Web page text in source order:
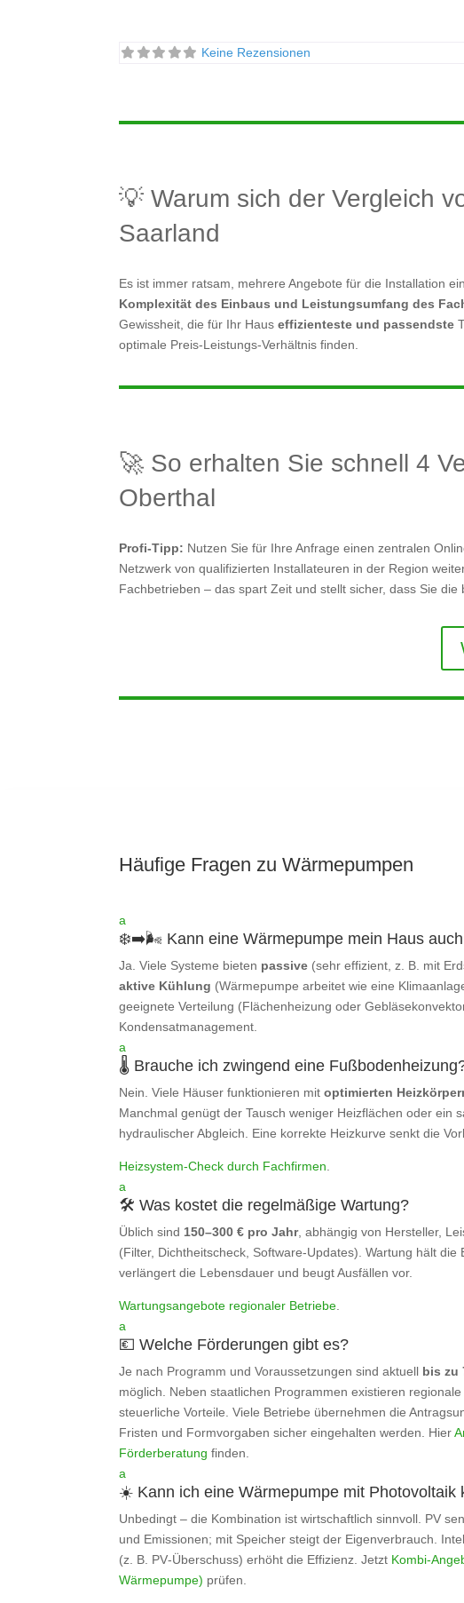
Keine Rezensionen
💡 Warum sich der Vergleich
Saarland
Es ist immer ratsam, mehrere Angebote für die Installation
Komplexität des Einbaus und Leistungsumfang des
Gewissheit, die für Ihr Hauseffizienteste und passendste
optimale Preis-Leistungs-Verhältnis finden.
🚀 So erhalten Sie schnell 4
Oberthal
Profi-Tipp: Nutzen Sie für Ihre Anfrage einen zentralen
Netzwerk von qualifizierten Installateuren in der Region
Fachbetrieben – das spart Zeit und stellt sicher, dass Sie
Häufige Fragen zu Wärmepumpen
a
❄️➡️🌬️ Kann eine Wärmepumpe mein Haus
Ja. Viele Systeme bieten passive (sehr effizient, z. B. mit
aktive Kühlung (Wärmepumpe arbeitet wie eine
geeignete Verteilung (Flächenheizung oder
Kondensatmanagement.
a
🌡️ Brauche ich zwingend eine
Nein. Viele Häuser funktionieren mitoptimierten
Manchmal genügt der Tausch weniger Heizflächen oder ein
hydraulischer Abgleich. Eine korrekte Heizkurve senkt die
Heizsystem‑Check durch Fachfirmen
a
🛠️ Was kostet die regelmäßige Wartung?
Üblich sind 150–300 € pro Jahr, abhängig von Hersteller,
(Filter, Dichtheitscheck, Software‑Updates). Wartung hält die
verlängert die Lebensdauer und beugt Ausfällen vor.
Wartungsangebote regionaler Betriebe
a
💶 Welche Förderungen gibt es?
Je nach Programm und Voraussetzungen sind aktuell bis zu
möglich. Neben staatlichen Programmen existieren
steuerliche Vorteile. Viele Betriebe übernehmen die
Fristen und Formvorgaben sicher eingehalten werden. Hier
Förderberatung finden.
a
☀️ Kann ich eine Wärmepumpe mit Photovoltaik
Unbedingt – die Kombination ist wirtschaftlich sinnvoll. PV
und Emissionen; mit Speicher steigt der Eigenverbrauch.
(z. B. PV‑Überschuss) erhöht die Effizienz. Jetzt
Wärmepumpe) prüfen.